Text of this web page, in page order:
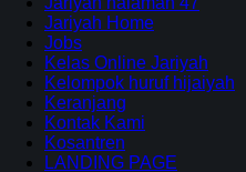
Jariyah Home
Jobs
Kelas Online Jariyah
Kelompok huruf hijaiyah
Keranjang
Kontak Kami
Kosantren
LANDING PAGE